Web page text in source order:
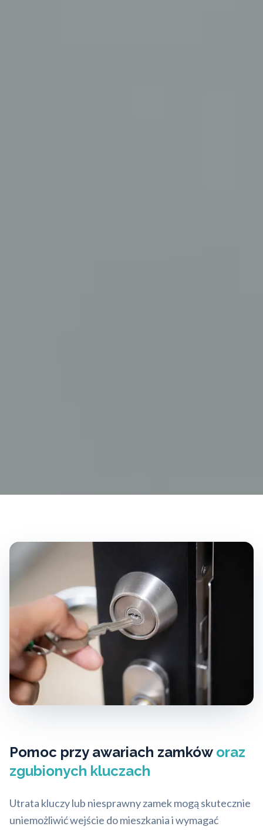
Pomoc przy awariach zamków oraz
zgubionych kluczach
Utrata kluczy lub niesprawny zamek mogą skutecznie
uniemożliwić wejście do mieszkania i wymagać